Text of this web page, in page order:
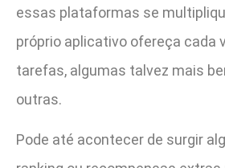
essas plataformas se
próprio aplicativo ofereça cada
tarefas, algumas talvez mais
outras.
Pode até acontecer de surgir